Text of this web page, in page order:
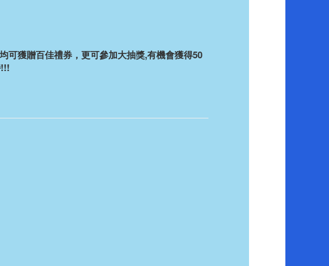
可獲贈百佳禮券，更可參加大抽獎,有機會獲得50